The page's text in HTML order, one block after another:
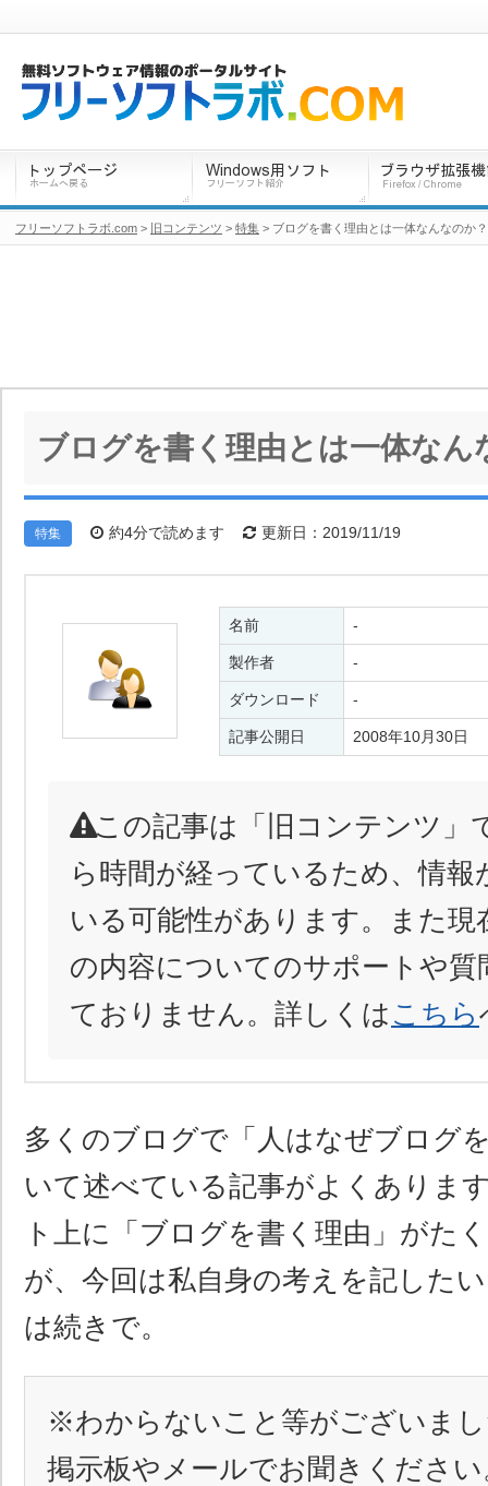
ブログを書く理由とは一体なん
特集 約4分で読めます 更新日：2019/11/19
名前 -
製作者 -
ダウンロード -
記事公開日 2008年10月30日
この記事は「旧コンテンツ」
ら時間が経っているため、情報
いる可能性があります。また現
の内容についてのサポートや質
ておりません。詳しくは こちら
多くのブログで「人はなぜブログ
いて述べている記事がよくありま
ト上に「ブログを書く理由」がた
が、今回は私自身の考えを記した
は続きで。
※わからないこと等がございま
掲示板やメールでお聞きください
フリーソフトラボ.com > 旧コンテンツ > 特集 > ブログを書く理由とは一体なんなのか？